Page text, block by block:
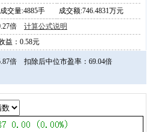
成交量:4885手
成交额:746.4831万元
倍
计算公式说明
益：0.58元
倍
扣除后中位市盈率：69.04倍